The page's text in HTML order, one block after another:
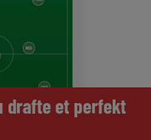
drafte et perfekt